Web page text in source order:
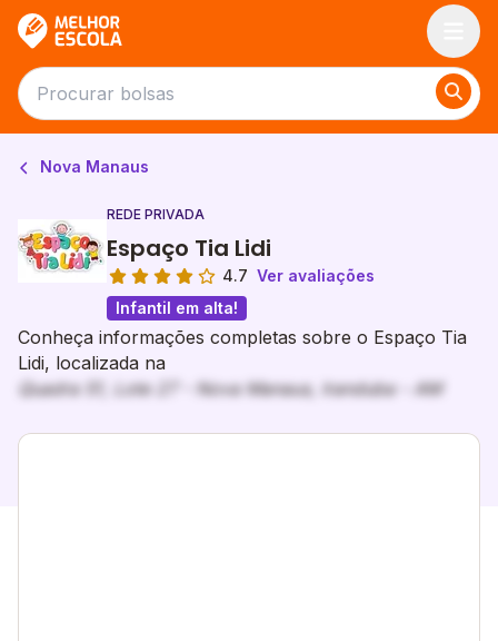
Nova Manaus
REDE PRIVADA
Espaço Tia Lidi
4.7 Ver avaliações
Infantil em alta!
Conheça informações completas sobre o Espaço Tia
Lidi, localizada na
Quadra 51, Lote 27 - Nova Manaus, Iranduba - AM